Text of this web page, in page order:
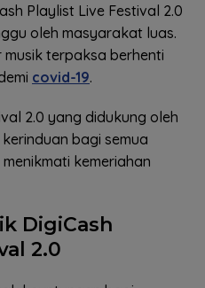
Playlist Live Festival 2.0
oleh masyarakat luas.
terpaksa berhenti
covid-19.
2.0 yang didukung oleh
bagi semua
kemeriahan
DigiCash
2.0